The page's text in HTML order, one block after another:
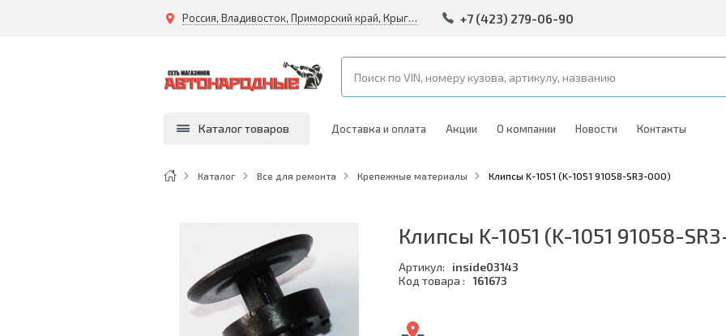
Россия, Владивосток, Приморский край, Крыгина 105 +7 (423) 279-06-90
Каталог товаров Доставка и оплата Акции О компании Новости Контакты
Каталог Все для ремонта Крепежные материалы Клипсы K-1051 (K-1051 91058-SR3-000)
Клипсы K-1051 (K-1051 91058-
Артикул:
inside03143
Код товара : 161673